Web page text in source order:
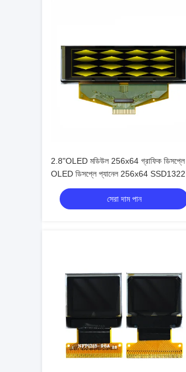
2.8"OLED মডিউল 256x64 গ্রাফিক ডিসপ্লে
OLED ডিসপ্লে প্যানেল 256x64 SSD1322
2.8" SPI সমান্তরাল 30 পিন একরঙী
সেরা দাম পান